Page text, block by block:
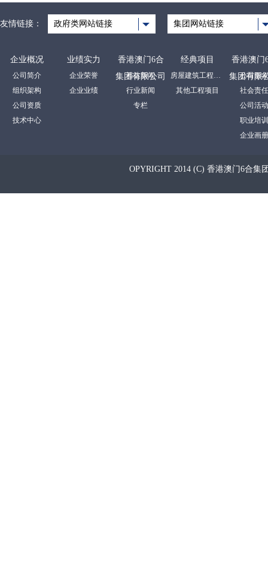
友情链接： 政府类网站链接 集团网站链接
企业概况
公司简介
组织架构
公司资质
技术中心
业绩实力
企业荣誉
企业业绩
香港澳门6合
集团有限公司
裕达新闻
行业新闻
专栏
经典项目
房屋建筑工程项目
其他工程项目
香港澳门
集团有限
公司形象
社会责任
公司活动
职业培训
企业画册
OPYRIGHT 2014 (C) 香港澳门6合集